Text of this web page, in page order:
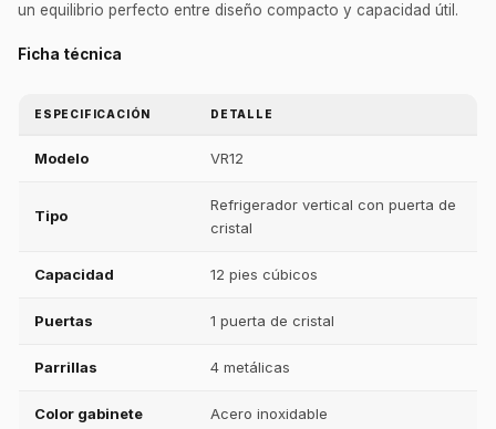
un equilibrio perfecto entre diseño compacto y capacidad útil.
Ficha técnica
ESPECIFICACIÓN DETALLE
Modelo VR12
Tipo
Refrigerador vertical con puerta de
cristal
Capacidad 12 pies cúbicos
Puertas 1 puerta de cristal
Parrillas 4 metálicas
Color gabinete Acero inoxidable